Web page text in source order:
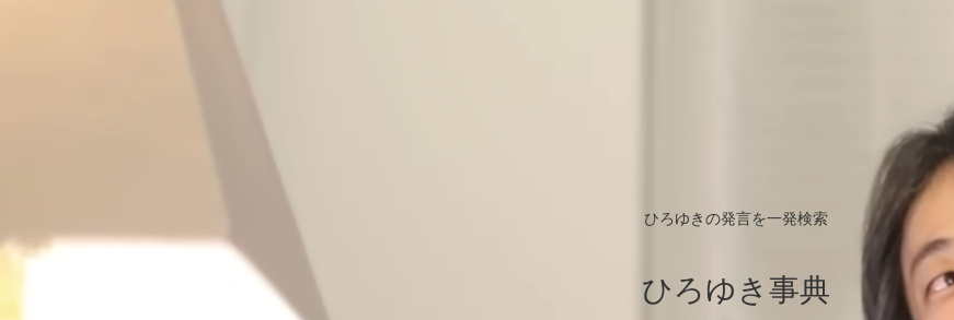
ひろゆきの発言を一発検索
ひろゆき事典